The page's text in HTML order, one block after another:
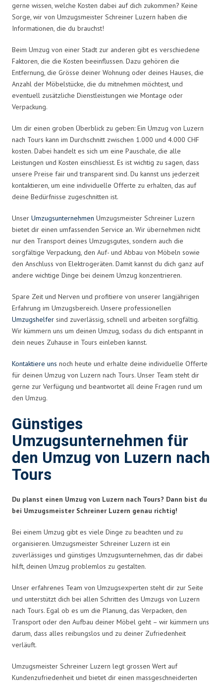
gerne wissen, welche Kosten dabei auf dich zukommen? Keine
Sorge, wir von Umzugsmeister Schreiner Luzern haben die
Informationen, die du brauchst!
Beim Umzug von einer Stadt zur anderen gibt es verschiedene
Faktoren, die die Kosten beeinflussen. Dazu gehören die
Entfernung, die Grösse deiner Wohnung oder deines Hauses, die
Anzahl der Möbelstücke, die du mitnehmen möchtest, und
eventuell zusätzliche Dienstleistungen wie Montage oder
Verpackung.
Um dir einen groben Überblick zu geben: Ein Umzug von Luzern
nach Tours kann im Durchschnitt zwischen 1.000 und 4.000 CHF
kosten. Dabei handelt es sich um eine Pauschale, die alle
Leistungen und Kosten einschliesst. Es ist wichtig zu sagen, dass
unsere Preise fair und transparent sind. Du kannst uns jederzeit
kontaktieren, um eine individuelle Offerte zu erhalten, das auf
deine Bedürfnisse zugeschnitten ist.
Unser Umzugsunternehmen Umzugsmeister Schreiner Luzern
bietet dir einen umfassenden Service an. Wir übernehmen nicht
nur den Transport deines Umzugsgutes, sondern auch die
sorgfältige Verpackung, den Auf- und Abbau von Möbeln sowie
den Anschluss von Elektrogeräten. Damit kannst du dich ganz auf
andere wichtige Dinge bei deinem Umzug konzentrieren.
Spare Zeit und Nerven und profitiere von unserer langjährigen
Erfahrung im Umzugsbereich. Unsere professionellen
Umzugshelfer sind zuverlässig, schnell und arbeiten sorgfältig.
Wir kümmern uns um deinen Umzug, sodass du dich entspannt in
dein neues Zuhause in Tours einleben kannst.
Kontaktiere uns noch heute und erhalte deine individuelle Offerte
für deinen Umzug von Luzern nach Tours. Unser Team steht dir
gerne zur Verfügung und beantwortet all deine Fragen rund um
den Umzug.
Günstiges
Umzugsunternehmen für
den Umzug von Luzern nach
Tours
Du planst einen Umzug von Luzern nach Tours? Dann bist du
bei Umzugsmeister Schreiner Luzern genau richtig!
Bei einem Umzug gibt es viele Dinge zu beachten und zu
organisieren. Umzugsmeister Schreiner Luzern ist ein
zuverlässiges und günstiges Umzugsunternehmen, das dir dabei
hilft, deinen Umzug problemlos zu gestalten.
Unser erfahrenes Team von Umzugsexperten steht dir zur Seite
und unterstützt dich bei allen Schritten des Umzugs von Luzern
nach Tours. Egal ob es um die Planung, das Verpacken, den
Transport oder den Aufbau deiner Möbel geht – wir kümmern uns
darum, dass alles reibungslos und zu deiner Zufriedenheit
verläuft.
Umzugsmeister Schreiner Luzern legt grossen Wert auf
Kundenzufriedenheit und bietet dir einen massgeschneiderten